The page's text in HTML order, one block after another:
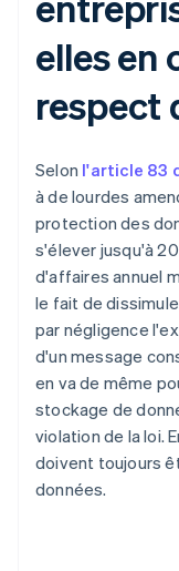
elles en
respect
Selon l'article 83
à de lourdes
protection des
s'élever jusqu'à
d'affaires annuel
le fait de
par négligence
d'un message
en va de même
stockage de
violation de la loi.
doivent toujours
données.